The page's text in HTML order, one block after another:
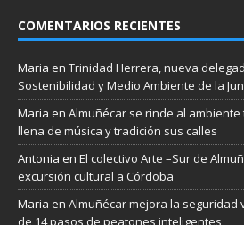
COMENTARIOS RECIENTES
Maria en Trinidad Herrera, nueva
Sostenibilidad y Medio Ambiente de la
Maria en Almuñécar se rinde al
llena de música y tradición sus calles
Antonia en El colectivo Arte –Sur de
excursión cultural a Córdoba
Maria en Almuñécar mejora la seguridad
de 14 pasos de peatones inteligentes